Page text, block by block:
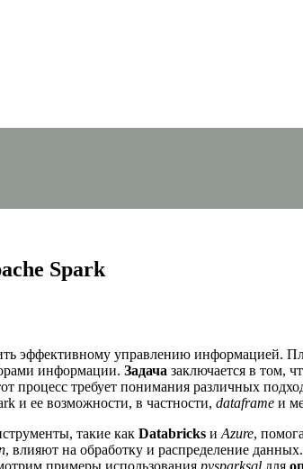
Spark
эффективному управлению информацией.
информации. Задача заключается в том,
процесс требует понимания различных
и ее возможности, в частности, dataframe и
такие как Databricks и Azure,
, влияют на обработку и распределение
примеры использования pysparksql для